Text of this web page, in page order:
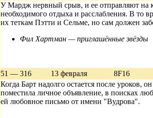
У Мардж нервный срыв, и ее отправляют на
необходимого отдыха и расслабления. В то
их теткам Пэтти и Сельме, но сам должен
Фил Хартман — приглашённые звёзды
51 — 316 13 февраля 8F16
Когда Барт надолго остается после уроков,
поместила личное объявление, в поисках
ей любовное письмо от имени "Вудрова".